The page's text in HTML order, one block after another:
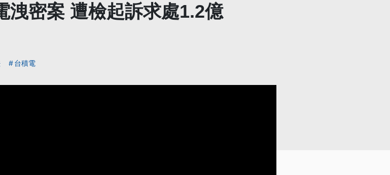
洩密案 遭檢起訴求處1.2億
台積電